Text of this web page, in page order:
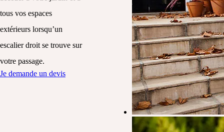
tous vos espaces
extérieurs lorsqu’un
escalier droit se trouve sur
votre passage.
Je demande un devis